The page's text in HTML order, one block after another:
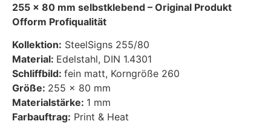
255 x 80 mm selbstklebend – Original Produkt
Ofform Profiqualität
Kollektion: SteelSigns 255/80
Material: Edelstahl, DIN 1.4301
Schliffbild: fein matt, Korngröße 260
Größe: 255 x 80 mm
Materialstärke: 1 mm
Farbauftrag: Print & Heat